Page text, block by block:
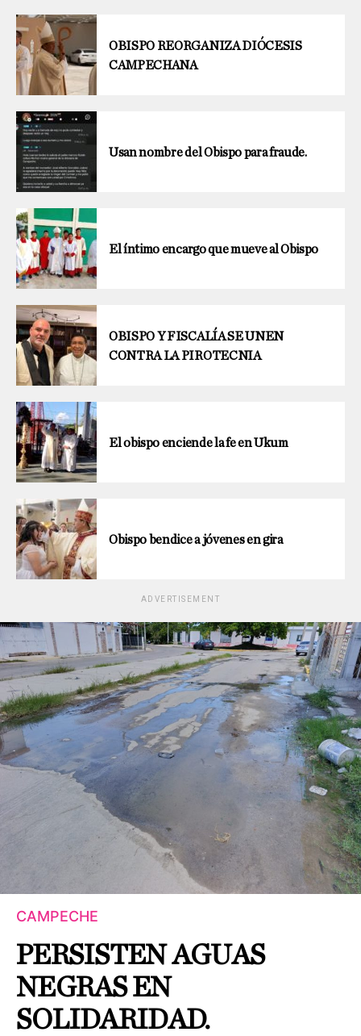
OBISPO REORGANIZA DIÓCESIS
CAMPECHANA
Usan nombre del Obispo para fraude.
El íntimo encargo que mueve al Obispo
OBISPO Y FISCALÍA SE UNEN
CONTRA LA PIROTECNIA
El obispo enciende la fe en Ukum
Obispo bendice a jóvenes en gira
ADVERTISEMENT
CAMPECHE
PERSISTEN AGUAS
NEGRAS EN
SOLIDARIDAD.